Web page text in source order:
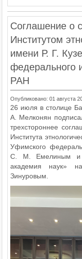
Соглашение о
Институтом
имени Р. Г.
федерального
РАН
Опубликовано: 01 августа
26 июля в столице
А. Мелконян
трехстороннее
Института
Уфимского
С. М. Емелиным и
академия наук»
Зинуровым.